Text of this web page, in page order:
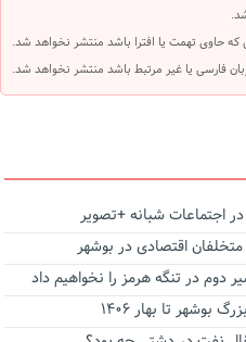
حاوی تهمت یا افترا باشد منتشر نخواهد شد.
فارسی یا غیر مرتبط باشد منتشر نخواهد شد.
شبانه +تصویر
اقتصادی در بوشهر
در تنگه هرمز را نخواهیم داد
تا بهار ۱۴۰۶